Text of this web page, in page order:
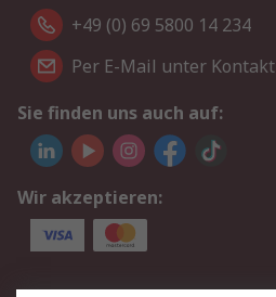
+49 (0) 69 5800 14 234
Per E-Mail unter Kontakt
Sie finden uns auch auf:
Wir akzeptieren: